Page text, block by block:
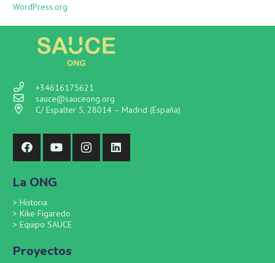
WordPress.org
+34616175621
sauce@sauceong.org
C/ Espalter 5, 28014 – Madrid (España)
La ONG
> Historia
> Kike Figaredo
> Equipo SAUCE
Proyectos